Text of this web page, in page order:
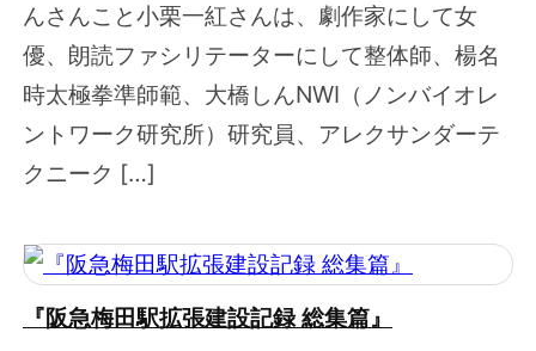
んさんこと小栗一紅さんは、劇作家にして女
優、朗読ファシリテーターにして整体師、楊名
時太極拳準師範、大橋しんNWI（ノンバイオレ
ントワーク研究所）研究員、アレクサンダーテ
クニーク […]
『阪急梅田駅拡張建設記録 総集篇』